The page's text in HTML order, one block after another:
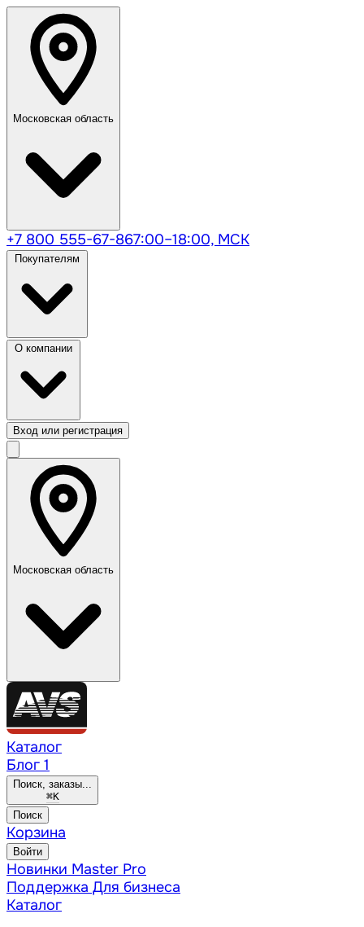
Московская область
+7 800 555-67-867:00–18:00, МСК
Вход или регистрация
Московская область
Каталог
Блог 1
Поиск, заказы...
⌘K
Поиск
Корзина
Войти
Новинки Master Pro
Поддержка Для бизнеса
Каталог